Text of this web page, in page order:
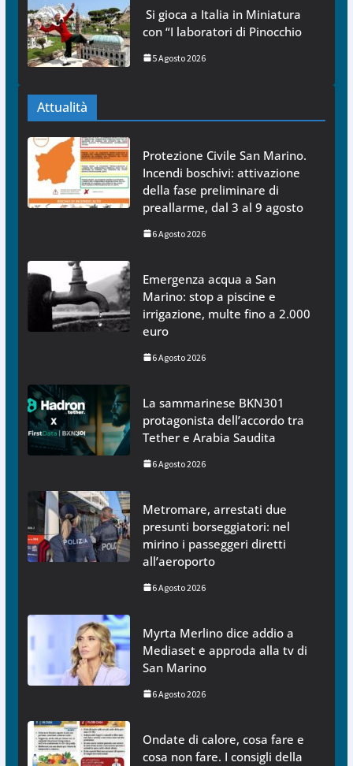
Si gioca a Italia in Miniatura
con “I laboratori di Pinocchio
5 Agosto 2026
Attualità
Protezione Civile San Marino.
Incendi boschivi: attivazione
della fase preliminare di
preallarme, dal 3 al 9 agosto
6 Agosto 2026
Emergenza acqua a San
Marino: stop a piscine e
irrigazione, multe fino a 2.000
euro
6 Agosto 2026
La sammarinese BKN301
protagonista dell’accordo tra
Tether e Arabia Saudita
6 Agosto 2026
Metromare, arrestati due
presunti borseggiatori: nel
mirino i passeggeri diretti
all’aeroporto
6 Agosto 2026
Myrta Merlino dice addio a
Mediaset e approda alla tv di
San Marino
6 Agosto 2026
Ondate di calore, cosa fare e
cosa non fare. I consigli della